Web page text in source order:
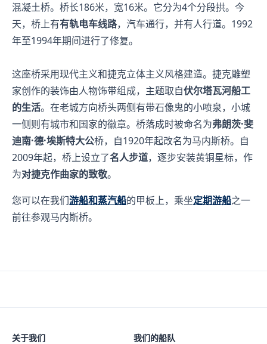
混凝土桥。桥长186米，宽16米。它分为4个分段拱。今
天，桥上有有轨电车线路，汽车通行，并有人行道。1992
年至1994年期间进行了修复。
这座桥采用现代主义和捷克立体主义风格建造。捷克雕塑
家创作的装饰由人物饰带组成，主题取自伏尔塔瓦河船工
的生活。在老城方向桥头两侧有带石像鬼的小喷泉，小城
一侧则有城市和国家的徽章。桥落成时被命名为弗朗茨·斐
迪南·德·埃斯特大公桥，自1920年起改名为马内斯桥。自
2009年起，桥上设立了名人步道，逐步安装黄铜星标，作
为对捷克作曲家的致敬。
您可以在我们游船和蒸汽船的甲板上，乘坐定期游船之一
前往参观马内斯桥。
关于我们 我们的船队